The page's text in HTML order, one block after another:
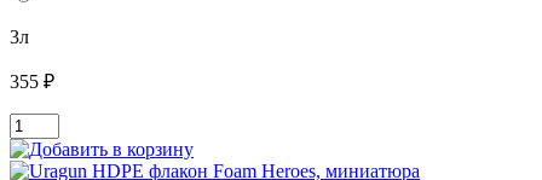
3л
355 ₽